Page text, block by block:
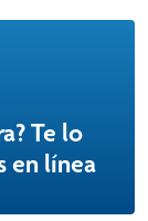
Te lo
en línea